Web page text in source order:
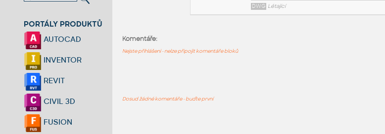
PORTÁLY PRODUKTŮ
AUTOCAD
INVENTOR
REVIT
CIVIL 3D
FUSION
Komentáře:
Nejste přihlášeni - nelze připojit komentáře bloků
Dosud žádné komentáře - buďte první